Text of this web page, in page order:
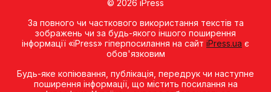
© 2026 iPress
За повного чи часткового використання текстів та
зображень чи за будь-якого іншого поширення
інформації «iPress» гіперпосилання на сайт iPress.ua є
обов'язковим
Будь-яке копiювання, публiкацiя, передрук чи наступне
поширення iнформацiї, що мiстить посилання на